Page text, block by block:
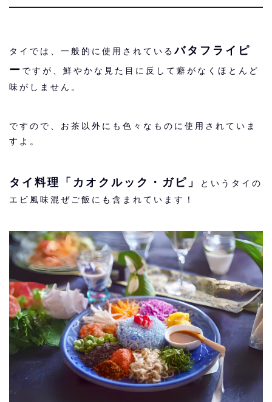
タイでは、一般的に使用されているバタフライピ
ー ですが、鮮やかな見た目に反して癖がなくほとんど
味がしません。
ですので、お茶以外にも色々なものに使用されていま
すよ。
タイ料理「カオクルック・ガピ」
というタイの
エビ風味混ぜご飯にも含まれています！